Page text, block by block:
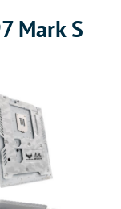
Mark S